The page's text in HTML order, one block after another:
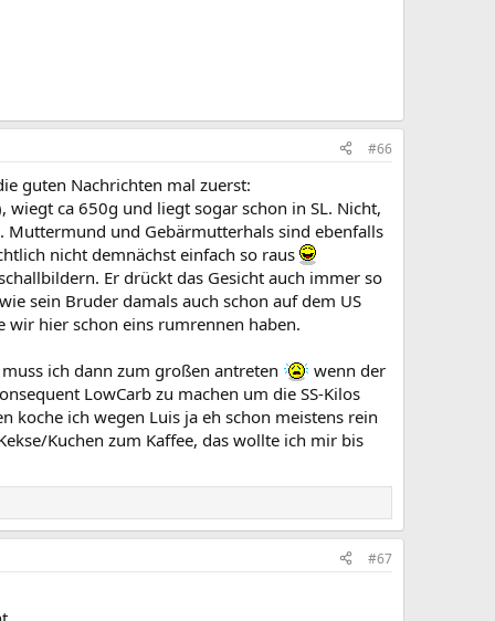
#66
guten Nachrichten mal zuerst:
ca 650g und liegt sogar schon in SL. Nicht,
Muttermund und Gebärmutterhals sind ebenfalls
nicht demnächst einfach so raus
Er drückt das Gesicht auch immer so
sein Bruder damals auch schon auf dem US
wir hier schon eins rumrennen haben.
ich dann zum großen antreten
wenn der
LowCarb zu machen um die SS-Kilos
koche ich wegen Luis ja eh schon meistens rein
Kuchen zum Kaffee, das wollte ich mir bis
#67